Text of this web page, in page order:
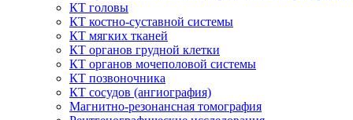
КТ головы
КТ костно-суставной системы
КТ мягких тканей
КТ органов грудной клетки
КТ органов мочеполовой системы
КТ позвоночника
КТ сосудов (ангиография)
Магнитно-резонансная томография